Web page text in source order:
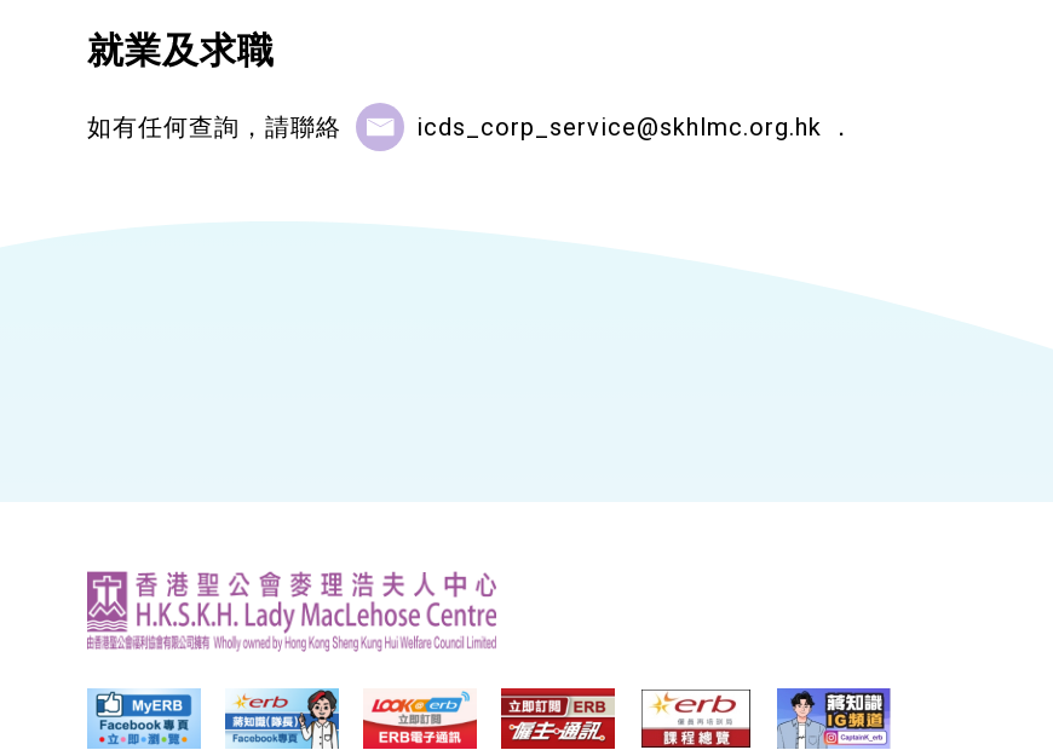
就業及求職
如有任何查詢，請聯絡 icds_corp_service@skhlmc.org.hk ．